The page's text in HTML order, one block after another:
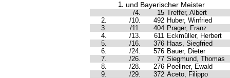
1. und Bayerischer Meister
/4. 15 Treffer, Albert
2.
/10. 492 Huber, Winfried
3.
/11. 404 Prager, Franz
4.
/13. 611 Eckmüller, Herbert
5.
/16. 376 Haas, Siegfried
6.
/24. 576 Bauer, Dieter
7.
/26. 77 Siegmund, Thomas
8.
/28. 276 Poellner, Ewald
9.
/29. 372 Aceto, Filippo